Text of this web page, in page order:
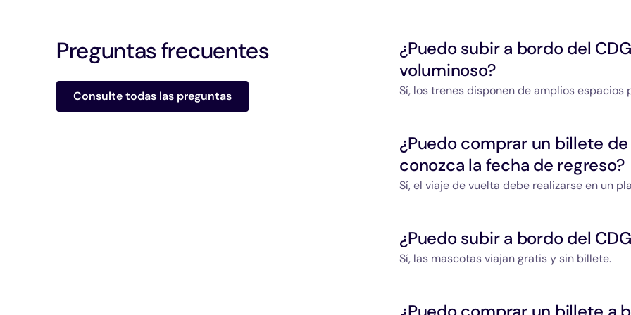
Preguntas frecuentes
Consulte todas las preguntas
¿Puedo subir a bordo del
voluminoso?
Sí, los trenes disponen de amplios espacios
equipajes voluminosos: bicicletas,
presente en el tren puede ayudarle a
¿Puedo comprar un billete
conozca la fecha de regreso?
Sí, el viaje de vuelta debe realizarse en un
de ida, para realizar el viaje en sentido
¿Puedo subir a bordo del
Sí, las mascotas viajan gratis y sin billete.
colocado sobre sus rodillas o a sus pies.